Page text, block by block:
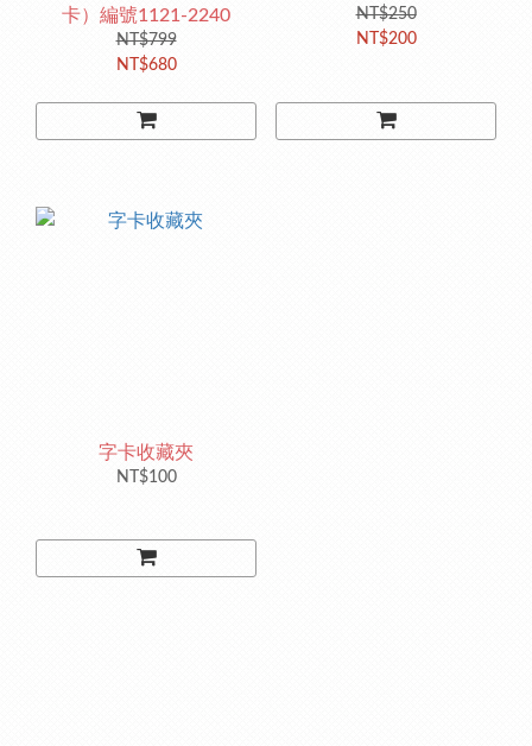
卡）編號1121-2240
NT$799
NT$680
NT$250
NT$200
字卡收藏夾
NT$100